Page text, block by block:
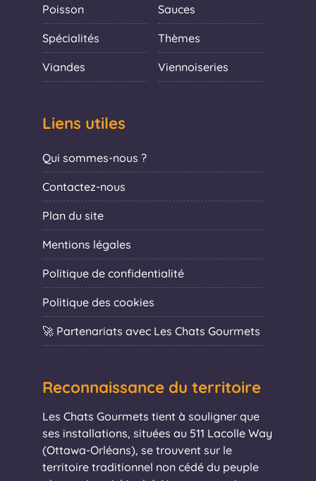
Poisson Sauces
Spécialités Thèmes
Viandes Viennoiseries
Liens utiles
Qui sommes-nous ?
Contactez-nous
Plan du site
Mentions légales
Politique de confidentialité
Politique des cookies
🚀 Partenariats avec Les Chats Gourmets
Reconnaissance du territoire
Les Chats Gourmets tient à souligner que
ses installations, situées au 511 Lacolle Way
(Ottawa-Orléans), se trouvent sur le
territoire traditionnel non cédé du peuple